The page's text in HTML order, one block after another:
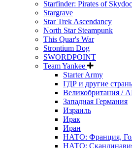
Starfinder: Pirates of
Stargrave
Star Trek Ascendancy
North Star Steampunk
This Quar's War
Strontium Dog
SWORDPOINT
Team Yankee
Starter Army
ГДР и другие
Великобритания /
Западная Германия
Израиль
Ирак
Иран
НАТО: Франция,
НАТО: